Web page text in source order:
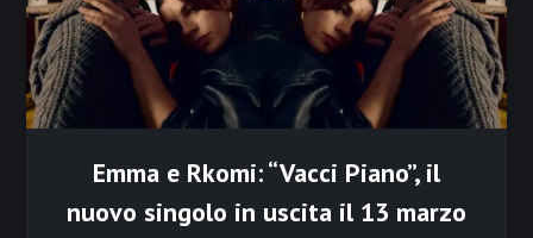
Emma e Rkomi: “Vacci Piano”, il
nuovo singolo in uscita il 13 marzo